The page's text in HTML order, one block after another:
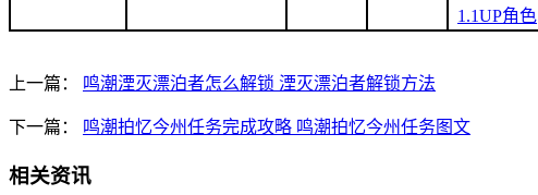
1.1UP角色
上一篇： 鸣潮湮灭漂泊者怎么解锁 湮灭漂泊者解锁方法
下一篇： 鸣潮拍忆今州任务完成攻略 鸣潮拍忆今州任务图文
相关资讯